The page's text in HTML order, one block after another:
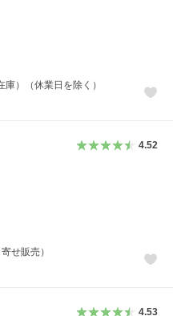
）（休業日を除く）
4.52
せ販売）
4.53